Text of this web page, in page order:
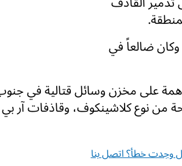
ضالعاً في
ذلك، نفذ مقاتلو اللواء 769 مداهمة على مخزن وسائل
من نوع كلاشينكوف، وقاذفات آر
وجدت خطأ؟ اتصل بنا